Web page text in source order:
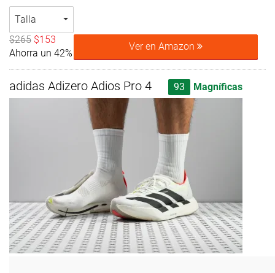
Talla
$265 $153
Ahorra un 42%
Ver en Amazon
adidas Adizero Adios Pro 4 93 Magníficas